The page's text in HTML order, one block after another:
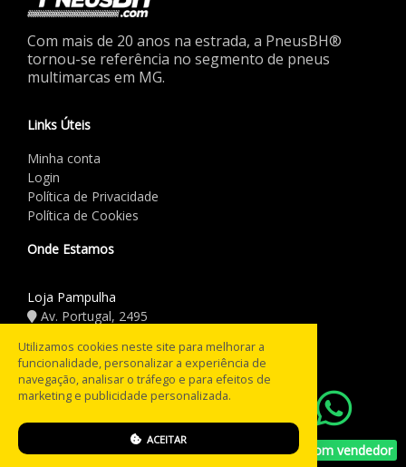
Com mais de 20 anos na estrada, a PneusBH®
tornou-se referência no segmento de pneus
multimarcas em MG.
Links Úteis
Minha conta
Login
Política de Privacidade
Política de Cookies
Onde Estamos
Loja Pampulha
Av. Portugal, 2495
Horário de Funcionamento
Seg a Sex: 08:00 às 18:00
Sáb: 08:00 às 12:00
Domingo: Fechado
Utilizamos cookies neste site para melhorar a
funcionalidade, personalizar a experiência de
navegação, analisar o tráfego e para efeitos de
marketing e publicidade personalizada.
ACEITAR
Falar com vendedor